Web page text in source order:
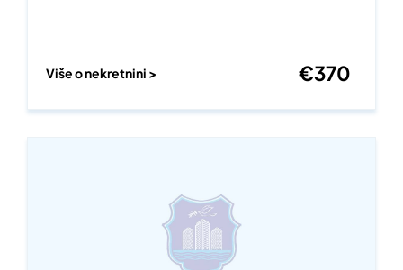
Više o nekretnini > €370